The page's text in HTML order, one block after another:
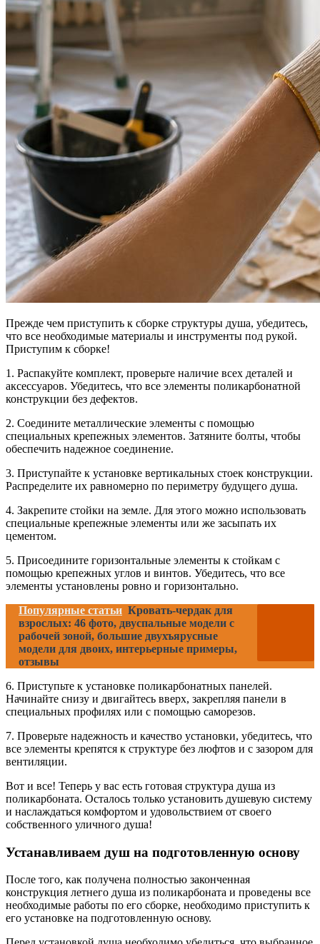
Прежде чем приступить к сборке структуры душа, убедитесь,
что все необходимые материалы и инструменты под рукой.
Приступим к сборке!
1. Распакуйте комплект, проверьте наличие всех деталей и
аксессуаров. Убедитесь, что все элементы поликарбонатной
конструкции без дефектов.
2. Соедините металлические элементы с помощью
специальных крепежных элементов. Затяните болты, чтобы
обеспечить надежное соединение.
3. Приступайте к установке вертикальных стоек конструкции.
Распределите их равномерно по периметру будущего душа.
4. Закрепите стойки на земле. Для этого можно использовать
специальные крепежные элементы или же засыпать их
цементом.
5. Присоедините горизонтальные элементы к стойкам с
помощью крепежных углов и винтов. Убедитесь, что все
элементы установлены ровно и горизонтально.
Популярные статьи Кровать-чердак для
взрослых: 46 фото, двуспальные модели с
рабочей зоной, большие двухъярусные
модели для двоих, интерьерные примеры,
отзывы
6. Приступьте к установке поликарбонатных панелей.
Начинайте снизу и двигайтесь вверх, закрепляя панели в
специальных профилях или с помощью саморезов.
7. Проверьте надежность и качество установки, убедитесь, что
все элементы крепятся к структуре без люфтов и с зазором для
вентиляции.
Вот и все! Теперь у вас есть готовая структура душа из
поликарбоната. Осталось только установить душевую систему
и наслаждаться комфортом и удовольствием от своего
собственного уличного душа!
Устанавливаем душ на подготовленную основу
После того, как получена полностью законченная
конструкция летнего душа из поликарбоната и проведены все
необходимые работы по его сборке, необходимо приступить к
его установке на подготовленную основу.